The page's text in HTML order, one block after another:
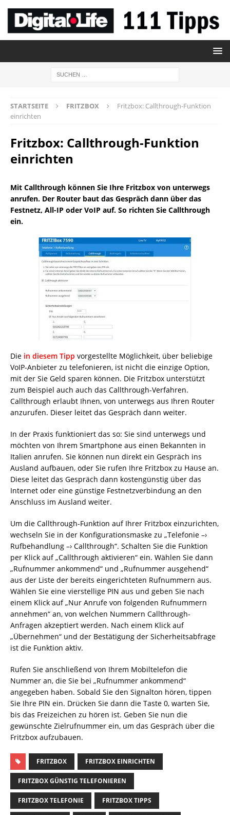
STARTSEITE FRITZBOX
Fritzbox: Callthrough-Funktion
einrichten
Fritzbox: Callthrough-Funktion
einrichten
Mit Callthrough können Sie Ihre Fritzbox von unterwegs
anrufen. Der Router baut das Gespräch dann über das
Festnetz, All-IP oder VoIP auf. So richten Sie Callthrough
ein.
Die in diesem Tipp vorgestellte Möglichkeit, über beliebige
VoIP-Anbieter zu telefonieren, ist nicht die einzige Option,
mit der Sie Geld sparen können. Die Fritzbox unterstützt
zum Beispiel auch auch das Callthrough-Verfahren.
Callthrough erlaubt Ihnen, von unterwegs aus Ihren Router
anzurufen. Dieser leitet das Gespräch dann weiter.
In der Praxis funktioniert das so: Sie sind unterwegs und
möchten von Ihrem Smartphone aus einen Bekannten in
Italien anrufen. Sie können nun direkt ein Gespräch ins
Ausland aufbauen, oder Sie rufen Ihre Fritzbox zu Hause an.
Diese leitet das Gespräch dann kostengünstig über das
Internet oder eine günstige Festnetzverbindung an den
Anschluss im Ausland weiter.
Um die Callthrough-Funktion auf Ihrer Fritzbox einzurichten,
wechseln Sie in der Konfigurationsmaske zu „Telefonie –›
Rufbehandlung –› Callthrough“. Schalten Sie die Funktion
per Klick auf „Callthrough aktivieren“ ein. Wählen Sie dann
„Rufnummer ankommend“ und „Rufnummer ausgehend“
aus der Liste der bereits eingerichteten Rufnummern aus.
Wählen Sie eine vierstellige PIN aus und geben Sie nach
einem Klick auf „Nur Anrufe von folgenden Rufnummern
annehmen“ an, von welchen Nummern Callthrough-
Anfragen akzeptiert werden. Nach einem Klick auf
„Übernehmen“ und der Bestätigung der Sicherheitsabfrage
ist die Funktion aktiv.
Rufen Sie anschließend von Ihrem Mobiltelefon die
Nummer an, die Sie bei „Rufnummer ankommend“
angegeben haben. Sobald Sie den Signalton hören, tippen
Sie Ihre PIN ein. Drücken Sie dann die Taste 0, warten Sie,
bis das Freizeichen zu hören ist. Geben Sie nun die
gewünschte Zielrufnummer ein, um das Gespräch über die
Fritzbox aufzubauen.
FRITZBOX FRITZBOX EINRICHTEN
FRITZBOX GÜNSTIG TELEFONIEREN
FRITZBOX TELEFONIE FRITZBOX TIPPS